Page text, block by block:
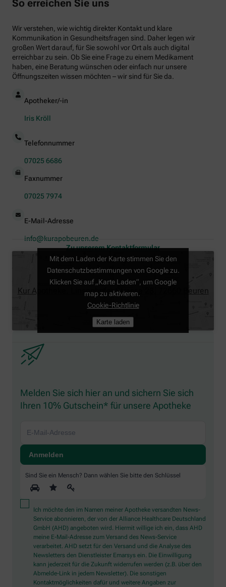
So erreichen Sie uns
Wir verstehen, wie wichtig direkter Kontakt und klare
Kommunikation in Gesundheitsfragen sind. Daher legen wir
großen Wert darauf, für Sie sowohl vor Ort als auch digital
erreichbar zu sein. Ob Sie eine Frage zu einem Medikament
haben, eine Beratung wünschen oder einfach nur unsere
Öffnungszeiten wissen möchten – wir sind für Sie da.
Apotheker/-in
Iris Kröll
Telefonnummer
07025 6686
Faxnummer
07025 7974
E-Mail-Adresse
info@kurapobeuren.de
Zu unserem Kontaktformular
Kur Apotheke, Linsenhofer Strasse 28, 72660 Beuren
Mit dem Laden der Karte stimmen Sie den
Datenschutzbestimmungen von Google zu.
Klicken Sie auf „Karte Laden“, um Google
map zu aktivieren.
Cookie-Richtlinie
Karte laden
Melden Sie sich hier an und sichern Sie sich
Ihren 10% Gutschein* für unsere Apotheke
Sind Sie ein Mensch? Dann wählen Sie bitte den Schlüssel
Ich möchte den im Namen meiner Apotheke versandten News-
Service abonnieren, der von der Alliance Healthcare Deutschland
GmbH (AHD) angeboten wird. Hiermit willige ich ein, dass AHD
meine E-Mail-Adresse zum Versand des News-Service
verarbeitet. AHD setzt für den Versand und die Analyse des
Newsletters den Dienstleister Emarsys ein. Die Einwilligung
kann jederzeit für die Zukunft widerrufen werden (z.B. über den
Abmelde-Link in jedem Newsletter). Die sonstigen
Kontaktmöglichkeiten dafür und weitere Angaben zur